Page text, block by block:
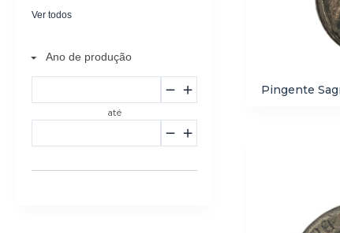
Ver todos
Ano de produção
até
Pingente